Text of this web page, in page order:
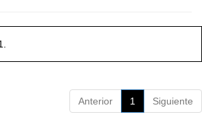
Anterior 1 Siguiente